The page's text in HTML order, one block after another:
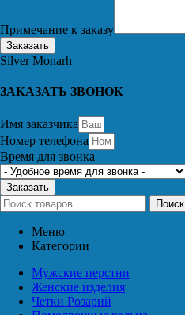
Примечание к заказу
Заказать
Silver Monarh
ЗАКАЗАТЬ ЗВОНОК
Имя заказчика
Номер телефона
Время для звонка
Заказать
Поиск
Меню
Категории
Мужские перстни
Женские изделия
Четки Розарий